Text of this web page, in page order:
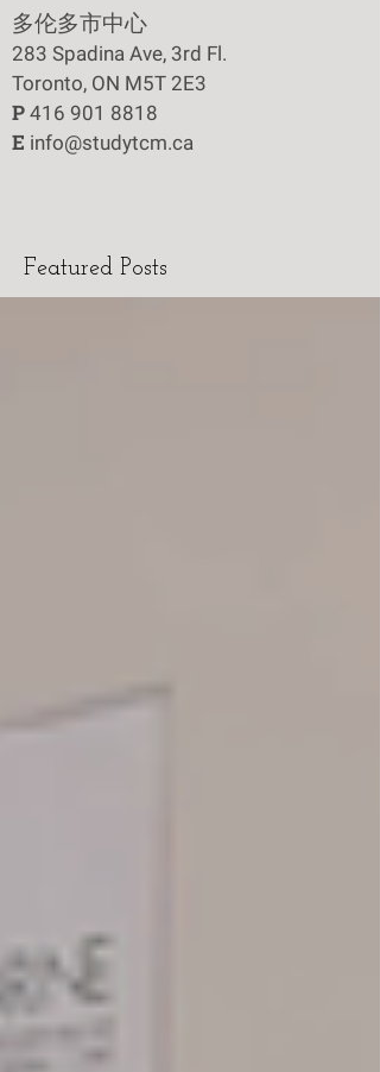
​多伦多市中心
283 Spadina Ave, 3rd Fl.
Toronto, ON M5T 2E3
P 416 901 8818
E info@studytcm.ca
Featured Posts